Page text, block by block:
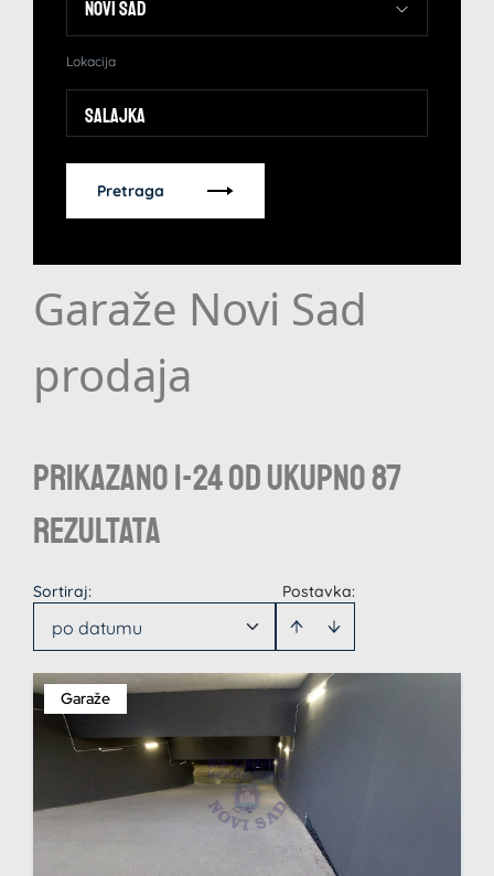
Lokacija
Salajka
Pretraga
Garaže Novi Sad
prodaja
Prikazano 1-24 od ukupno 87
rezultata
Postavka:
Sortiraj:
po datumu
Garaže